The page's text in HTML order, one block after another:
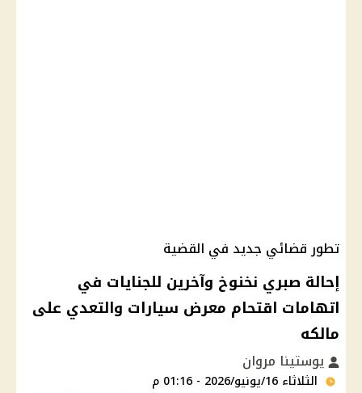
تطور قضائي جديد في القضية
إحالة صبري نخنوخ وآخرين للجنايات في
اتهامات اقتحام معرض سيارات والتعدي على
مالكه
يوستينا مروان
الثلاثاء 16/يونيو/2026 - 01:16 م